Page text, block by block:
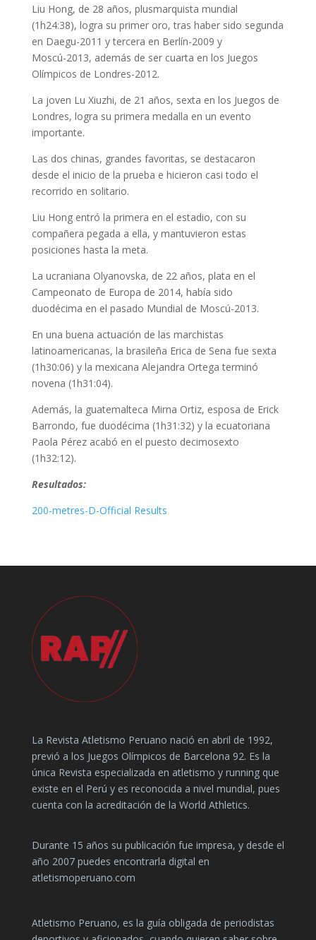
Liu Hong, de 28 años, plusmarquista mundial
(1h24:38), logra su primer oro, tras haber sido segunda
en Daegu-2011 y tercera en Berlín-2009 y
Moscú-2013, además de ser cuarta en los Juegos
Olímpicos de Londres-2012.
La joven Lu Xiuzhi, de 21 años, sexta en los Juegos de
Londres, logra su primera medalla en un evento
importante.
Las dos chinas, grandes favoritas, se destacaron
desde el inicio de la prueba e hicieron casi todo el
recorrido en solitario.
Liu Hong entró la primera en el estadio, con su
compañera pegada a ella, y mantuvieron estas
posiciones hasta la meta.
La ucraniana Olyanovska, de 22 años, plata en el
Campeonato de Europa de 2014, había sido
duodécima en el pasado Mundial de Moscú-2013.
En una buena actuación de las marchistas
latinoamericanas, la brasileña Erica de Sena fue sexta
(1h30:06) y la mexicana Alejandra Ortega terminó
novena (1h31:04).
Además, la guatemalteca Mirna Ortiz, esposa de Erick
Barrondo, fue duodécima (1h31:32) y la ecuatoriana
Paola Pérez acabó en el puesto decimosexto
(1h32:12).
Resultados:
200-metres-D-Official Results
La Revista Atletismo Peruano nació en abril de 1992,
previó a los Juegos Olímpicos de Barcelona 92. Es la
única Revista especializada en atletismo y running que
existe en el Perú y es reconocida a nivel mundial, pues
cuenta con la acreditación de la World Athletics.
Durante 15 años su publicación fue impresa, y desde el
año 2007 puedes encontrarla digital en
atletismoperuano.com
Atletismo Peruano, es la guía obligada de periodistas